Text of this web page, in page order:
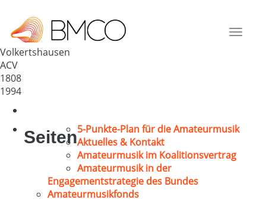
Toggle
Deutschland
78269
Volkertshausen
ACV
1808
1994
Seiten5-Punkte-Plan für die Amateurmusik
Aktuelles & Kontakt
Amateurmusik im Koalitionsvertrag
Amateurmusik in der
Engagementstrategie des Bundes
Amateurmusikfonds